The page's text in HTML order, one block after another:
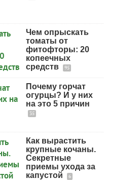
Чем опрыскать
томаты от
фитофторы: 20
копеечных
средств
95
Почему горчат
огурцы? И у них
на это 5 причин
35
Как вырастить
крупные кочаны.
Секретные
приемы ухода за
капустой
6